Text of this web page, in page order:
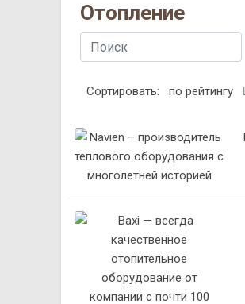
Отопление
Сортировать: по рейтингу